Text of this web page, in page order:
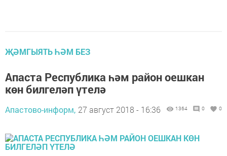
ҖӘМГЫЯТЬ ҺӘМ БЕЗ
Апаста Республика һәм район оешкан
көн билгеләп үтелә
Апастово-информ, 27 август 2018 - 16:36 1364 0 0